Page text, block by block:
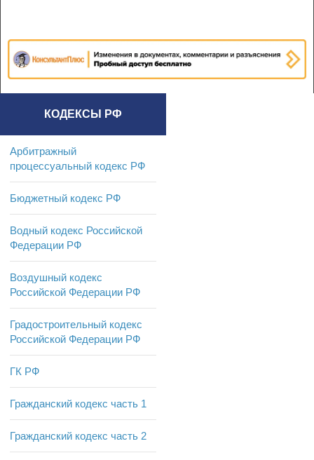
КОДЕКСЫ РФ
Арбитражный
процессуальный кодекс РФ
Бюджетный кодекс РФ
Водный кодекс Российской
Федерации РФ
Воздушный кодекс
Российской Федерации РФ
Градостроительный кодекс
Российской Федерации РФ
ГК РФ
Гражданский кодекс часть 1
Гражданский кодекс часть 2